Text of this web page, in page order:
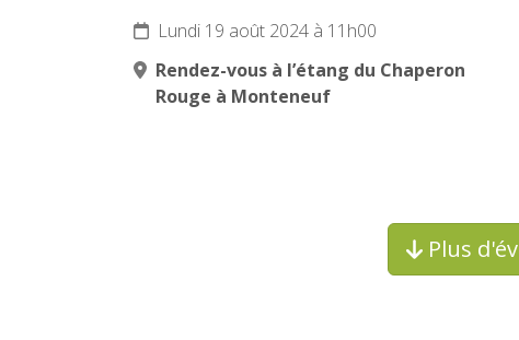
Lundi 19 août 2024 à 11h00
Rendez-vous à l’étang du Chaperon
Rouge à Monteneuf
Plus